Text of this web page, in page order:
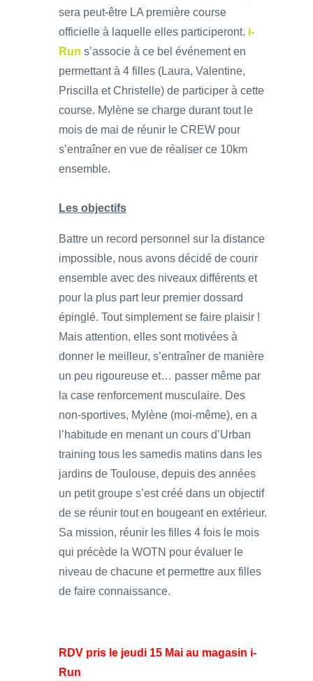
sera peut-être LA première course
officielle à laquelle elles participeront. i-
Run s’associe à ce bel événement en
permettant à 4 filles (Laura, Valentine,
Priscilla et Christelle) de participer à cette
course. Mylène se charge durant tout le
mois de mai de réunir le CREW pour
s’entraîner en vue de réaliser ce 10km
ensemble.
Les objectifs
Battre un record personnel sur la distance
impossible, nous avons décidé de courir
ensemble avec des niveaux différents et
pour la plus part leur premier dossard
épinglé. Tout simplement se faire plaisir !
Mais attention, elles sont motivées à
donner le meilleur, s’entraîner de manière
un peu rigoureuse et… passer même par
la case renforcement musculaire. Des
non-sportives, Mylène (moi-même), en a
l’habitude en menant un cours d’Urban
training tous les samedis matins dans les
jardins de Toulouse, depuis des années
un petit groupe s’est créé dans un objectif
de se réunir tout en bougeant en extérieur.
Sa mission, réunir les filles 4 fois le mois
qui précède la WOTN pour évaluer le
niveau de chacune et permettre aux filles
de faire connaissance.
RDV pris le jeudi 15 Mai au magasin i-
Run